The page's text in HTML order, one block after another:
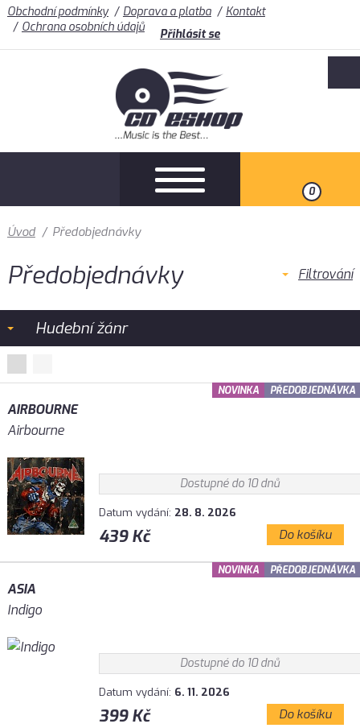
Obchodní podmínky Doprava a platba
Kontakt
Ochrana osobních údajů
Přihlásit se
0
Úvod / Předobjednávky
Předobjednávky Filtrování
Hudební žánr
AIRBOURNE
Airbourne
Dostupné do 10 dnů
Datum vydání: 28. 8. 2026
439 Kč Do košíku
NOVINKA PŘEDOBJEDNÁVKA
ASIA
Indigo
Dostupné do 10 dnů
Datum vydání: 6. 11. 2026
399 Kč Do košíku
NOVINKA PŘEDOBJEDNÁVKA